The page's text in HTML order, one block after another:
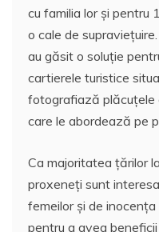
cu familia lor şi pentru
o cale de
au găsit o soluţie
cartierele turistice
fotografiază plăcuţele
care le abordează pe
Ca majoritatea ţărilor
proxeneţi sunt
femeilor şi de
pentru a avea